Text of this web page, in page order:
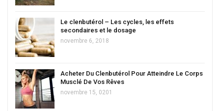
Le clenbutérol – Les cycles, les effets
secondaires et le dosage
novembre 6, 2018
Acheter Du Clenbutérol Pour Atteindre Le Corps
Musclé De Vos Rêves
novembre 15, 0201